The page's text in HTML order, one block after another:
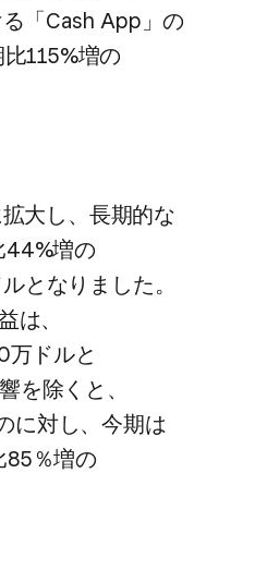
「Cash App」の​
115%増の​
大し、​長期的な​
44%増の​
と​なりました。​
は、​
ドルと​
を​除くと、​
に​対し、​今期は​
85％増の​